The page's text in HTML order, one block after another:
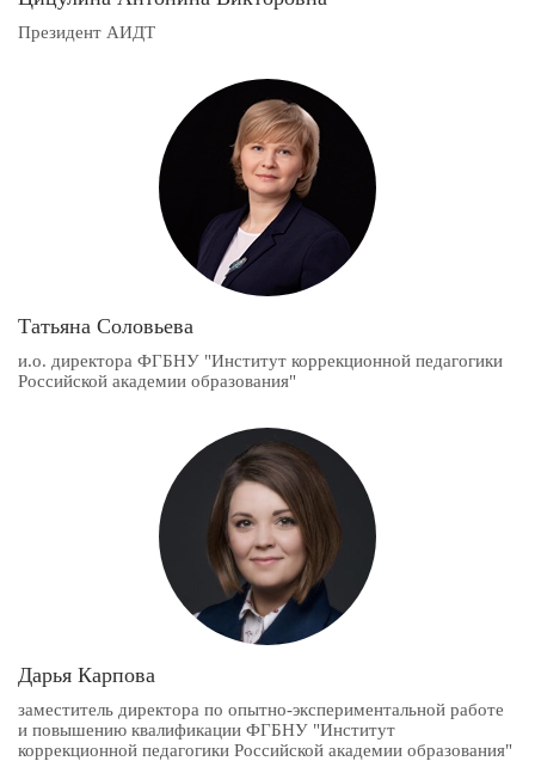
Президент АИДТ
Татьяна Соловьева
и.о. директора ФГБНУ "Институт коррекционной педагогики
Российской академии образования"
Дарья Карпова
заместитель директора по опытно-экспериментальной работе
и повышению квалификации ФГБНУ "Институт
коррекционной педагогики Российской академии образования"